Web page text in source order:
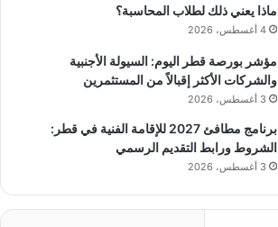
ماذا يعني ذلك لطلاب المحاسبة؟
4 أغسطس، 2026
مؤشر بورصة قطر اليوم: السيولة الأجنبية
والشركات الأكثر إقبالاً من المستثمرين
3 أغسطس، 2026
برنامج مطافئ 2027 للإقامة الفنية في قطر:
الشروط ورابط التقديم الرسمي
3 أغسطس، 2026